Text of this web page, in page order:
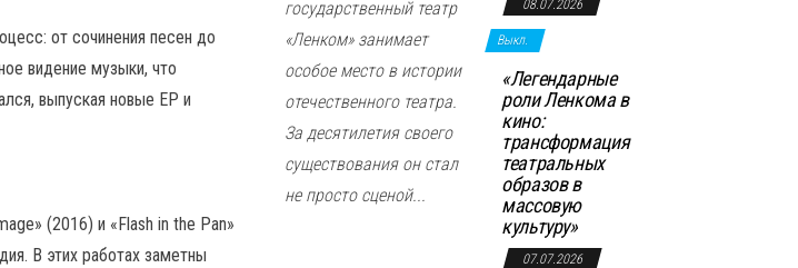
от сочинения песен до
видение музыки, что
выпуская новые EP и
(2016) и «Flash in the Pan»
В этих работах заметны
государственный театр
«Ленком» занимает
особое место в истории
отечественного театра.
За десятилетия своего
существования он стал
не просто сценой...
08.07.2026
Выкл.
«Легендарные
роли Ленкома в
кино:
трансформация
театральных
образов в
массовую
культуру»
07.07.2026